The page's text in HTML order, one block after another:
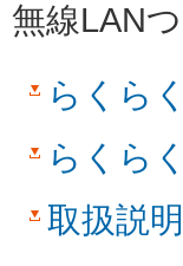
無線LAN
らくら
らくら
取扱説